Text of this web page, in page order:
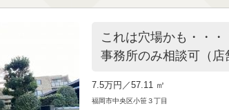
これは穴場かも・・・
事務所のみ相談可（店
7.5万円／57.11 ㎡
福岡市中央区小笹３丁目